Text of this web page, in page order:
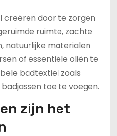
creëren door te zorgen
ruimte, zachte
natuurlijke materialen
of essentiële oliën te
badtextiel zoals
toe te voegen.
zijn het